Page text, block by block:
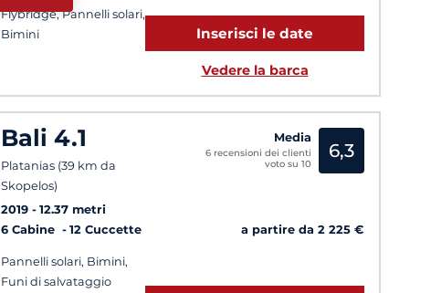
Flybridge, Pannelli solari,
Bimini
Inserisci le date
Vedere la barca
Bali 4.1
Platanias (39 km da
Skopelos)
2019
12.37 metri
6 Cabine
12 Cuccette
Pannelli solari, Bimini,
Funi di salvataggio
Media
6 recensioni dei clienti
voto su 10
6,3
a partire da 2 225 €